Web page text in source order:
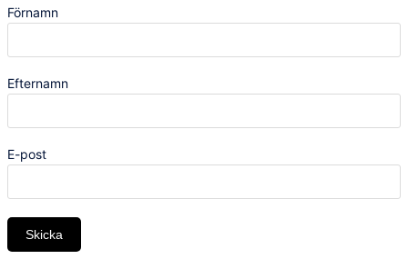
Förnamn
Efternamn
E-post
Skicka